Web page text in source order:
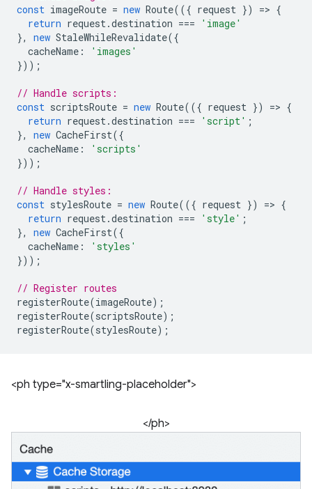
const imageRoute = new Route(({ request }) => {
return request.destination ===
'image'
},
new StaleWhileRevalidate({
cacheName :
'images'
}));
// Handle scripts:
const scriptsRoute = new Route(({ request }) => {
return request.destination === 'script' ;
},
new CacheFirst({
cacheName :
'scripts'
}));
// Handle styles:
const stylesRoute = new Route(({ request }) => {
return request.destination === 'style' ;
},
new CacheFirst({
cacheName :
'styles'
}));
// Register routes
registerRoute(imageRoute);
registerRoute(scriptsRoute);
registerRoute(stylesRoute);
<ph type="x-smartling-placeholder">
</ph>